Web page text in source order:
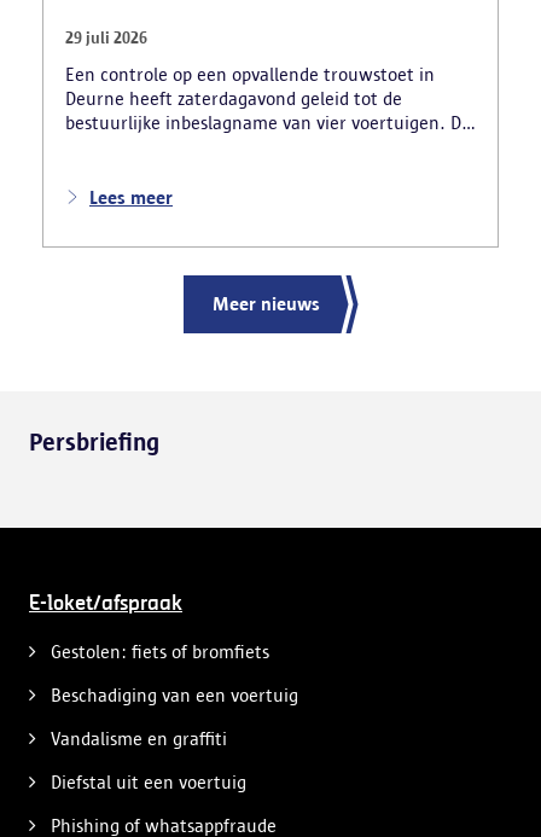
29 juli 2026
Een controle op een opvallende trouwstoet in
Deurne heeft zaterdagavond geleid tot de
bestuurlijke inbeslagname van vier voertuigen. De
nadat meerdere weggebruikers melding hadden
ernstige verkeershinder die dat als gevolg had.
Lees meer
Meer nieuws
Persbriefing
E-loket/afspraak
Gestolen: fiets of bromfiets
Beschadiging van een voertuig
Vandalisme en graffiti
Diefstal uit een voertuig
Phishing of whatsappfraude